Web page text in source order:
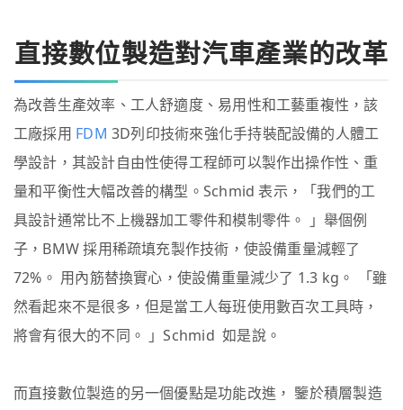
直接數位製造對汽車產業的改革
為改善生產效率、工人舒適度、易用性和工藝重複性，該
工廠採用 FDM 3D列印技術來強化手持裝配設備的人體工
學設計，其設計自由性使得工程師可以製作出操作性、重
量和平衡性大幅改善的構型。Schmid 表示，「我們的工
具設計通常比不上機器加工零件和模制零件。 」舉個例
子，BMW 採用稀疏填充製作技術，使設備重量減輕了
72%。 用內筋替換實心，使設備重量減少了 1.3 kg。 「雖
然看起來不是很多，但是當工人每班使用數百次工具時，
將會有很大的不同。 」Schmid 如是說。
而直接數位製造的另一個優點是功能改進， 鑒於積層製造